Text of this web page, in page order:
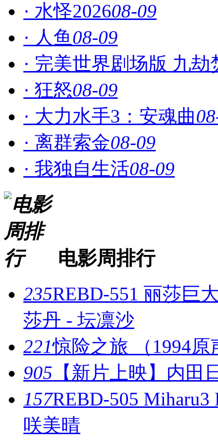
· 水怪202608-09
· 人鱼08-09
· 完美世界剧场版 九劫
· 狂怒08-09
· 大力水手3：安魂曲
· 离群索金08-09
· 我独自生活08-09
电影周排行
235REBD-551 丽莎巨
莎丹 - 坛凛沙
221惊险之旅 （1994原
905 【新片上映】内
157REBD-505
咲美晴